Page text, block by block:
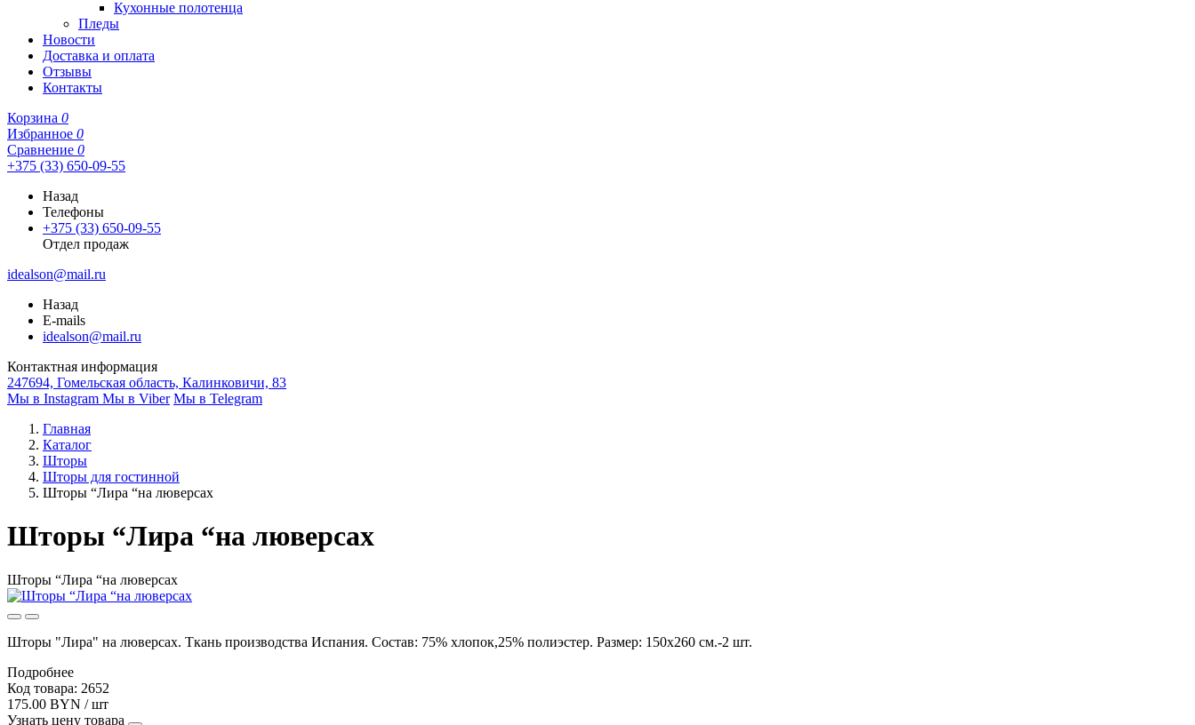
Кухонные полотенца
Пледы
Новости
Доставка и оплата
Отзывы
Контакты
Корзина 0
Избранное 0
Сравнение 0
+375 (33) 650-09-55
Назад
Телефоны
+375 (33) 650-09-55
Отдел продаж
idealson@mail.ru
Назад
E-mails
idealson@mail.ru
Контактная информация
247694, Гомельская область, Калинковичи, 83
Мы в Instagram Мы в Viber Мы в Telegram
Главная
Каталог
Шторы
Шторы для гостинной
Шторы “Лира “на люверсах
Шторы “Лира “на люверсах
Шторы “Лира “на люверсах
Шторы "Лира" на люверсах. Ткань производства Испания. Состав: 75% хлопок,25% полиэстер. Размер: 150х260 см.-2 шт.
Подробнее
Код товара: 2652
175.00 BYN / шт
Узнать цену товара